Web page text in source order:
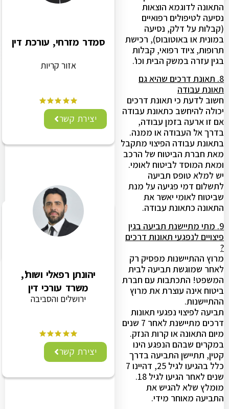
התאונה לדוגמא הוצאות
נסיעה לטיפולים רפואיים
(קבלות על דלק, נסיעה
במונית או באוטובוס), רכישת
תרופות, ציוד רפואי, קבלות
בגין עזרה במשק הבית וכו'.
8. תאונת דרכים שהיא גם
תאונת עבודה
חשוב לדעת כי תאונת דרכים
יכולה להיחשב כתאונת עבודה
אם זו ארעה בזמן עבודה,
בדרך אל העבודה או ממנה.
בתאונת עבודה הפיצוי מתקבל
מאת חברת הביטוח של הרכב
ומאת המוסד לביטוח לאומי.
יש למלא טופס תביעה
לתשלום דמי פגיעה על מנת
שביטוח לאומי יאשר את
התאונה כתאונת עבודה.
9. מתי מתיישנת תביעה בגין
פיצויים לנפגעי תאונות דרכים
?
מרוץ ההתיישנות מפסיק רק
לאחר שמוגשת תביעה לבית
המשפט! התכתבות עם חברת
ביטוח אינה עוצרת את מרוץ
ההתיישנות.
תביעה לפיצוי נפגעי תאונות
דרכים מתיישנת לאחר 7 שנים
מיום התאונה או קרות הנזק.
במקרים שבהם הנפגע הינו
קטין, תתיישן התביעה בדרך
כלל בהגיעו לגיל 25, דהיינו 7
שנים לאחר הגיעו לגיל 18.
מומלץ שלא להגיש את
התביעה מאוחר מידי.
סמדר מזרחי, עורכת דין
אזור קריות
יצירת קשר
יהונתן רפאלי ושות',
משרד עורכי דין
ירושלים והסביבה
יצירת קשר